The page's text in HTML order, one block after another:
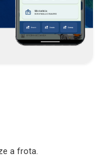
a frota.